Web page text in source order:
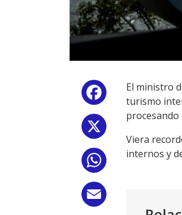
Facebook
El ministro
turismo
Viera
internos y